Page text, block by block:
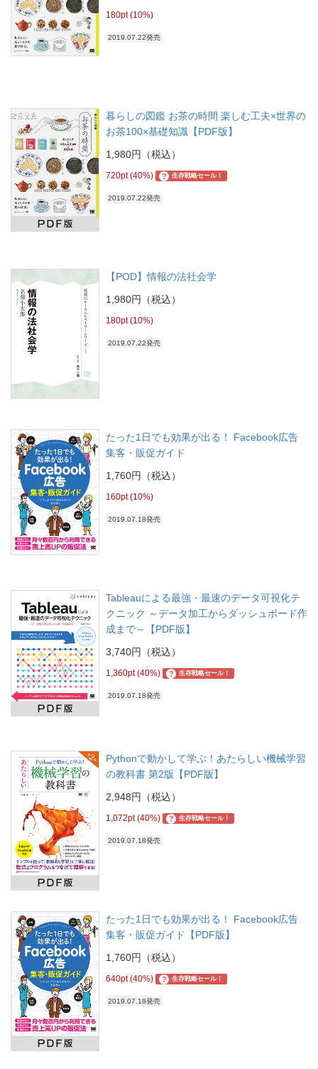
180pt (10%)
2019.07.22発売
暮らしの図鑑 お茶の時間 楽しむ工夫×世界の
お茶100×基礎知識【PDF版】
1,980円（税込）
720pt (40%) ? 生存戦略セール！
2019.07.22発売
【POD】情報の法社会学
1,980円（税込）
180pt (10%)
2019.07.22発売
たった1日でも効果が出る！ Facebook広告
集客・販促ガイド
1,760円（税込）
160pt (10%)
2019.07.18発売
Tableauによる最強・最速のデータ可視化テ
クニック ～データ加工からダッシュボード作
成まで～【PDF版】
3,740円（税込）
1,360pt (40%) ? 生存戦略セール！
2019.07.18発売
Pythonで動かして学ぶ！あたらしい機械学習
の教科書 第2版【PDF版】
2,948円（税込）
1,072pt (40%) ? 生存戦略セール！
2019.07.18発売
たった1日でも効果が出る！ Facebook広告
集客・販促ガイド【PDF版】
1,760円（税込）
640pt (40%) ? 生存戦略セール！
2019.07.18発売